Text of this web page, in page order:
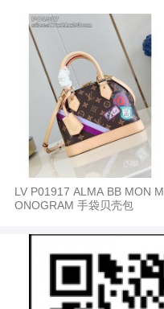
LV P01917 ALMA BB MON M
ONOGRAM 手袋贝壳包